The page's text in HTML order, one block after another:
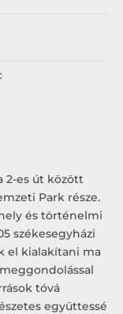
2-es út között
Park része.
és történelmi
székesegyházi
el kialakítani ma
tóvá
együttessé